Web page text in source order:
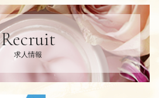
Recruit
求人情報